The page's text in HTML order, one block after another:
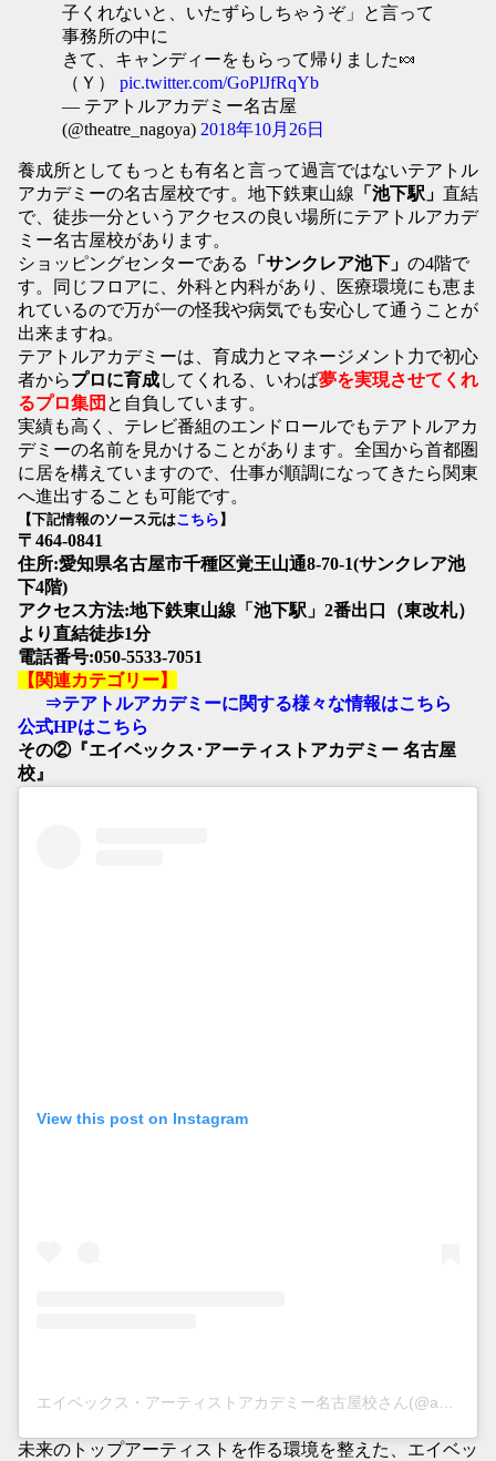
子くれないと、いたずらしちゃうぞ」と言って
事務所の中に
きて、キャンディーをもらって帰りました🍬
（Ｙ） pic.twitter.com/GoPlJfRqYb
— テアトルアカデミー名古屋
(@theatre_nagoya) 2018年10月26日
養成所としてもっとも有名と言って過言ではないテアトル
アカデミーの名古屋校です。地下鉄東山線 「池下駅」 直結
で、徒歩一分というアクセスの良い場所にテアトルアカデ
ミー名古屋校があります。
ショッピングセンターである
「サンクレア池下」 の4階で
す。同じフロアに、外科と内科があり、医療環境にも恵ま
れているので万が一の怪我や病気でも安心して通うことが
出来ますね。
テアトルアカデミーは、育成力とマネージメント力で初心
者からプロに育成してくれる、いわば夢を実現させてくれ
るプロ集団 と自負しています。
実績も高く、テレビ番組のエンドロールでもテアトルアカ
デミーの名前を見かけることがあります。全国から首都圏
に居を構えていますので、仕事が順調になってきたら関東
へ進出することも可能です。
【下記情報のソース元はこちら 】
〒464-0841
住所:愛知県名古屋市千種区覚王山通8-70-1(サンクレア池
下4階)
アクセス方法:地下鉄東山線「池下駅」2番出口（東改札）
より直結徒歩1分
電話番号:050-5533-7051
【関連カテゴリー】
⇒テアトルアカデミーに関する様々な情報はこちら
公式HPはこちら
その②『エイベックス･アーティストアカデミー 名古屋
校』
View this post on Instagram
未来のトップアーティストを作る環境を整えた、エイベッ